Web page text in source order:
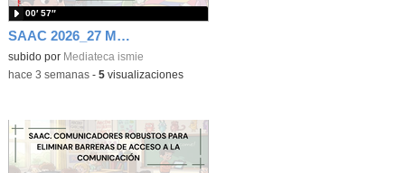
SAAC 2026_27 Módulo 3
subido por Mediateca ismie
00′ 57″
-hace 3 semanas- 5visualizaciones